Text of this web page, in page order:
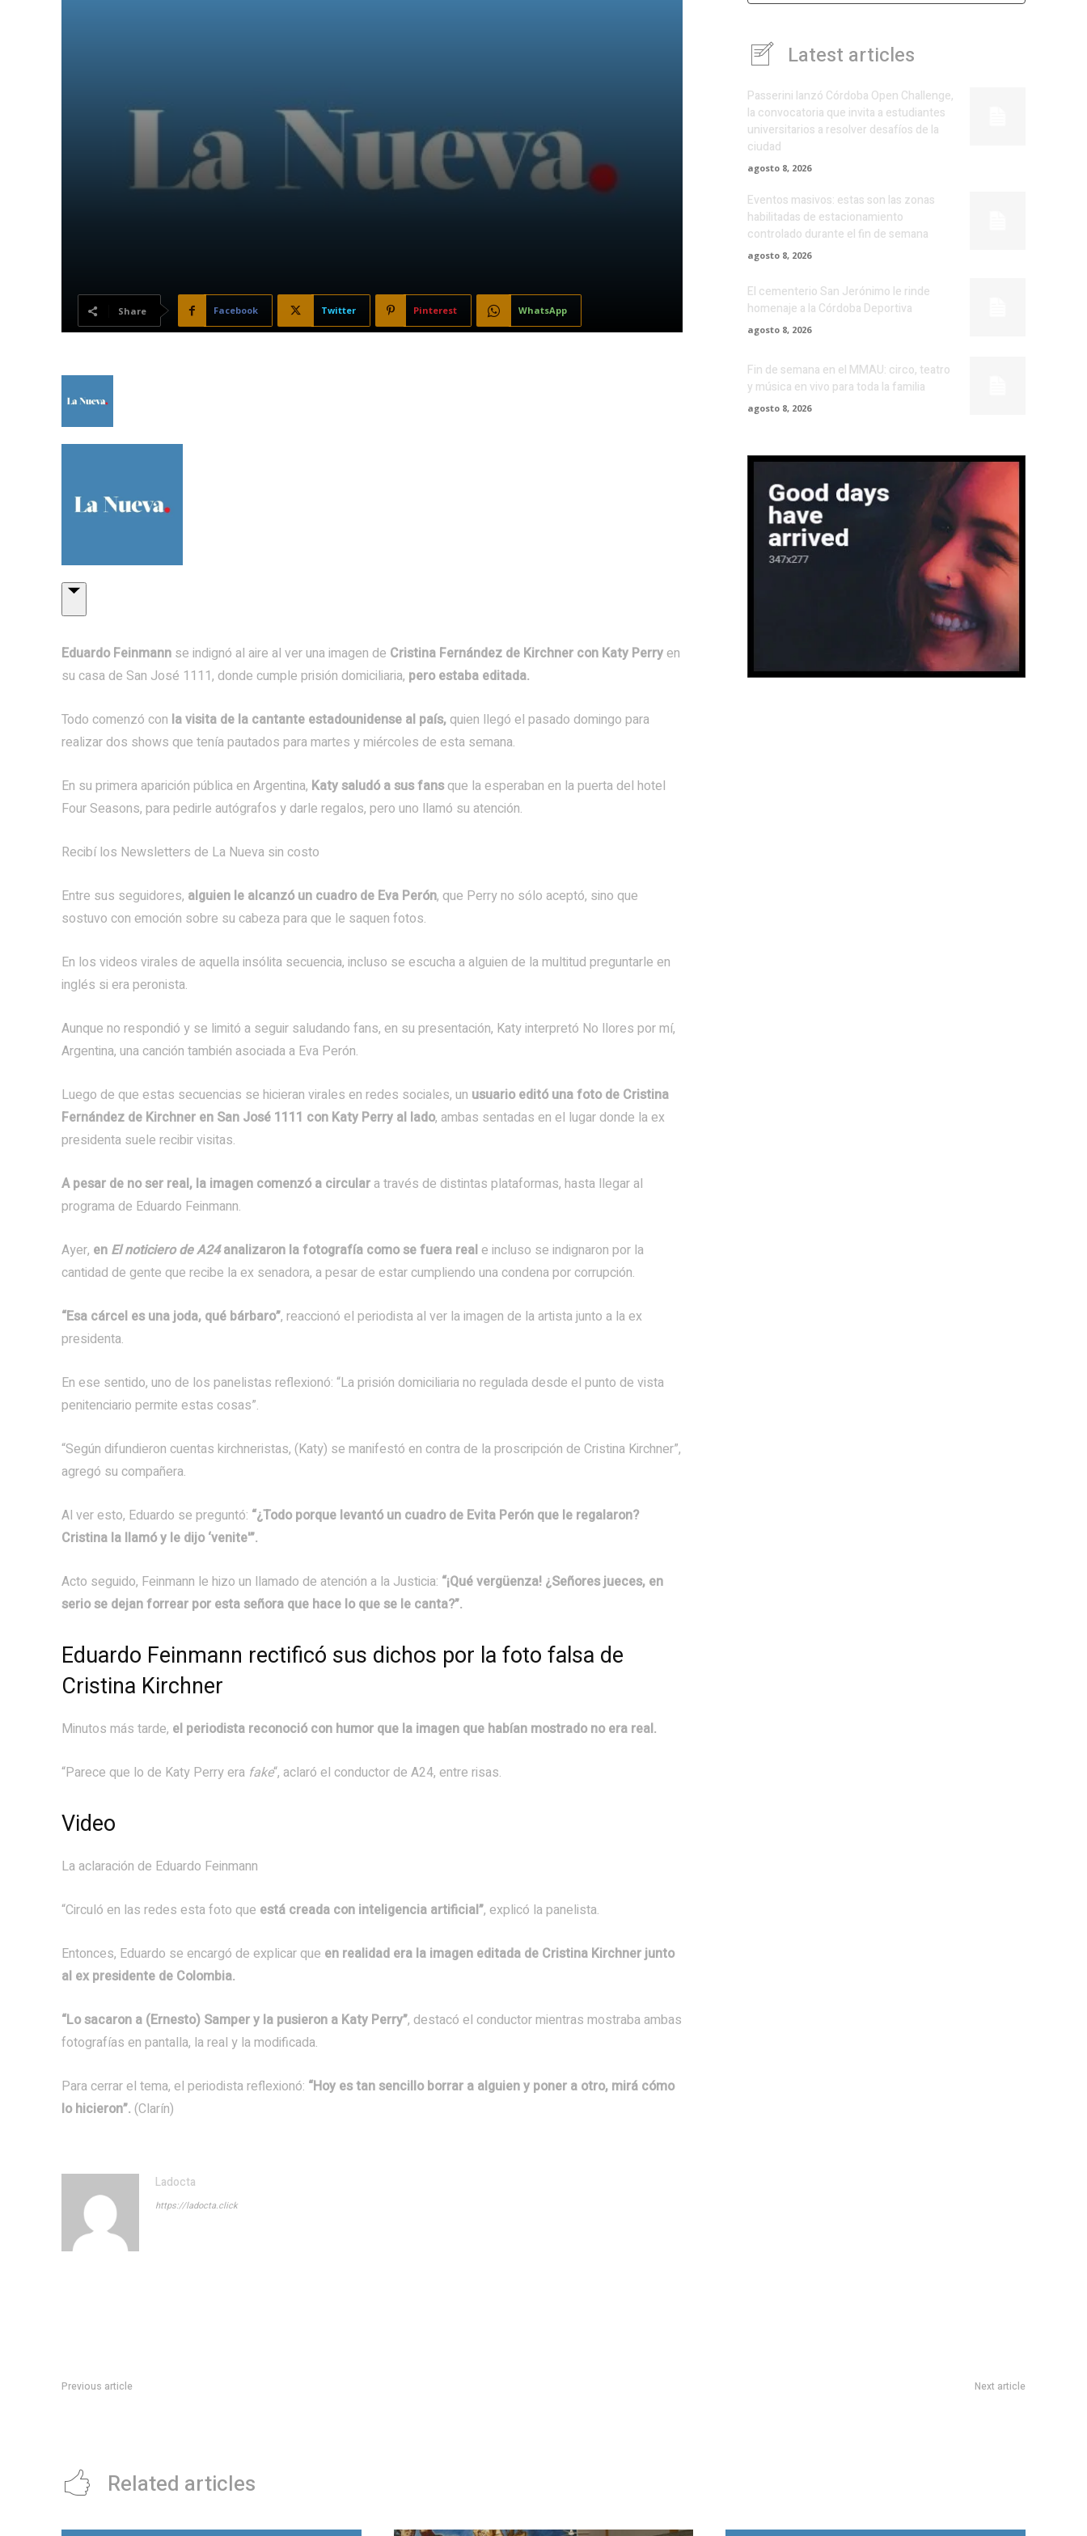
Share Facebook Twitter Pinterest WhatsApp
Eduardo Feinmann se indignó al aire al ver una imagen de Cristina Fernández de Kirchner con Katy Perryen
su casa de San José 1111, donde cumple prisión domiciliaria, pero estaba editada.
Todo comenzó con la visita de la cantante estadounidense al país,quien llegó el pasado domingo para
realizar dos shows que tenía pautados para martes y miércoles de esta semana.
En su primera aparición pública en Argentina, Katy saludó a sus fansque la esperaban en la puerta del hotel
Four Seasons, para pedirle autógrafos y darle regalos, pero uno llamó su atención.
Recibí los Newsletters de La Nueva sin costo
Entre sus seguidores, alguien le alcanzó un cuadro de Eva Perón, que Perry no sólo aceptó, sino que
sostuvo con emoción sobre su cabeza para que le saquen fotos.
En los videos virales de aquella insólita secuencia, incluso se escucha a alguien de la multitud preguntarle en
inglés si era peronista.
Aunque no respondió y se limitó a seguir saludando fans, en su presentación, Katy interpretó No llores por mí,
Argentina, una canción también asociada a Eva Perón.
Luego de que estas secuencias se hicieran virales en redes sociales, un usuario editó una foto de Cristina
Fernández de Kirchner en San José 1111 con Katy Perry al lado, ambas sentadas en el lugar donde la ex
presidenta suele recibir visitas.
A pesar de no ser real, la imagen comenzó a circular a través de distintas plataformas, hasta llegar al
programa de Eduardo Feinmann.
Ayer, en El noticiero de A24analizaron la fotografía como se fuera reale incluso se indignaron por la
cantidad de gente que recibe la ex senadora, a pesar de estar cumpliendo una condena por corrupción.
“Esa cárcel es una joda, qué bárbaro”, reaccionó el periodista al ver la imagen de la artista junto a la ex
presidenta.
En ese sentido, uno de los panelistas reflexionó: “La prisión domiciliaria no regulada desde el punto de vista
penitenciario permite estas cosas”.
“Según difundieron cuentas kirchneristas, (Katy) se manifestó en contra de la proscripción de Cristina Kirchner”,
agregó su compañera.
Al ver esto, Eduardo se preguntó: “¿Todo porque levantó un cuadro de Evita Perón que le regalaron?
Cristina la llamó y le dijo ‘venite'”.
Acto seguido, Feinmann le hizo un llamado de atención a la Justicia: “¡Qué vergüenza! ¿Señores jueces, en
serio se dejan forrear por esta señora que hace lo que se le canta?”.
Eduardo Feinmann rectificó sus dichos por la foto falsa de
Cristina Kirchner
Minutos más tarde, el periodista reconoció con humor que la imagen que habían mostrado no era real.
“Parece que lo de Katy Perry era fake“, aclaró el conductor de A24, entre risas.
Video
La aclaración de Eduardo Feinmann
“Circuló en las redes esta foto que está creada con inteligencia artificial”, explicó la panelista.
Entonces, Eduardo se encargó de explicar que en realidad era la imagen editada de Cristina Kirchner junto
al ex presidente de Colombia.
“Lo sacaron a (Ernesto) Samper y la pusieron a Katy Perry”, destacó el conductor mientras mostraba ambas
fotografías en pantalla, la real y la modificada.
Para cerrar el tema, el periodista reflexionó: “Hoy es tan sencillo borrar a alguien y poner a otro, mirá cómo
lo hicieron”. (Clarín)
Ladocta
https://ladocta.click
Latest articles
Passerini lanzó Córdoba Open Challenge,
la convocatoria que invita a estudiantes
universitarios a resolver desafíos de la
ciudad
agosto 8, 2026
Eventos masivos: estas son las zonas
habilitadas de estacionamiento
controlado durante el fin de semana
agosto 8, 2026
El cementerio San Jerónimo le rinde
homenaje a la Córdoba Deportiva
agosto 8, 2026
Fin de semana en el MMAU: circo, teatro
y música en vivo para toda la familia
agosto 8, 2026
Previous article Next article
Related articles